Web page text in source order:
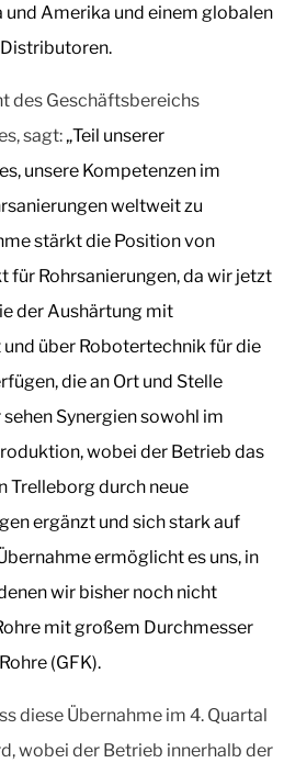
Amerika und einem globalen
des Geschäftsbereichs
sagt: „Teil unserer
unsere Kompetenzen im
weltweit zu
stärkt die Position von
für Rohrsanierungen, da wir jetzt
der Aushärtung mit
über Robotertechnik für die
die an Ort und Stelle
Synergien sowohl im
wobei der Betrieb das
Trelleborg durch neue
ergänzt und sich stark auf
ermöglicht es uns, in
wir bisher noch nicht
mit großem Durchmesser
(GFK).
diese Übernahme im 4. Quartal
wobei der Betrieb innerhalb der